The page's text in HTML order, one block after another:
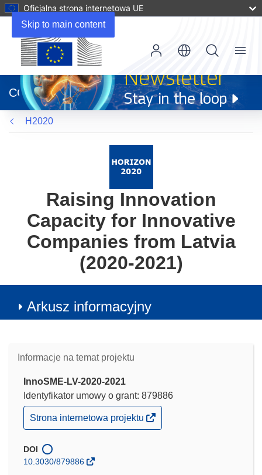
Skip to main content
Oficjalna strona internetowa UE
otworzy
się
w
nowym
oknie)
CORDIS
Menu
H2020
Raising Innovation
Capacity for Innovative
Companies from Latvia
(2020-2021)
Arkusz informacyjny
Informacje na temat projektu
InnoSME-LV-2020-2021
Identyfikator umowy o grant: 879886
(odnośnik
otworzy
w
nowym
Strona internetowa projektu
DOI
10.3030/879886